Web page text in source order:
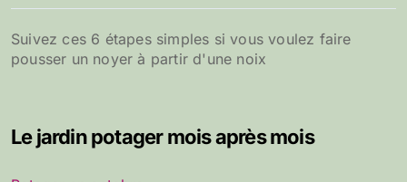
Suivez ces 6 étapes simples si vous voulez faire
pousser un noyer à partir d'une noix
Le jardin potager mois après mois